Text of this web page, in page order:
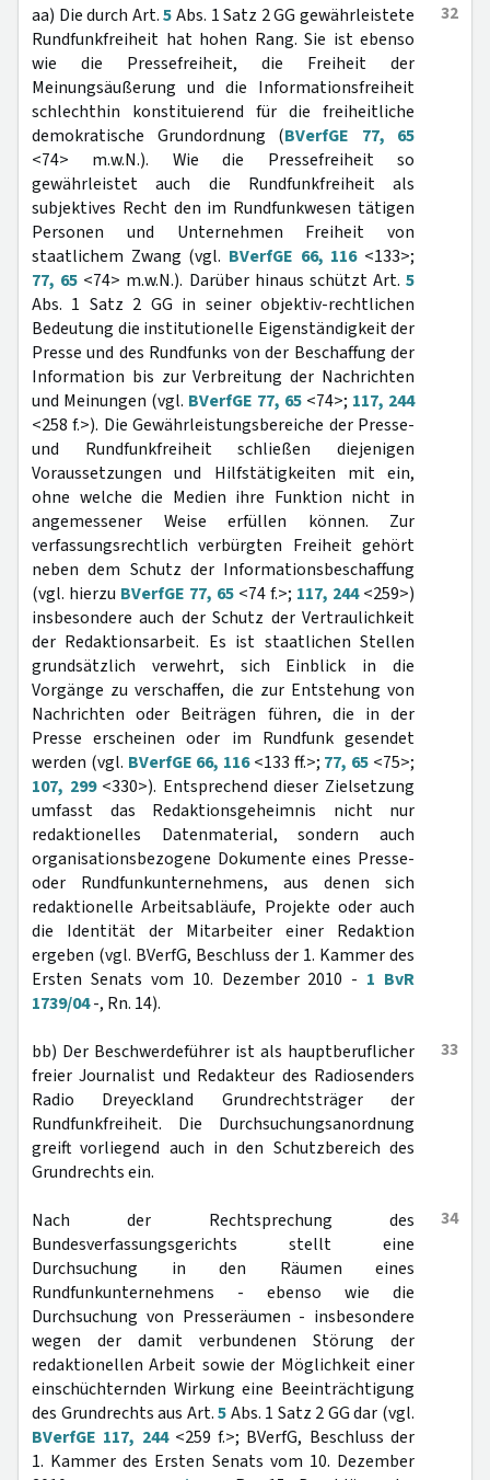
32
aa) Die durch Art.5Abs. 1 Satz 2 GG gewährleistete
Rundfunkfreiheit hat hohen Rang. Sie ist ebenso
wie die Pressefreiheit, die Freiheit der
Meinungsäußerung und die Informationsfreiheit
schlechthin konstituierend für die freiheitliche
demokratische Grundordnung (BVerfGE 77, 65
<74> m.w.N.). Wie die Pressefreiheit so
gewährleistet auch die Rundfunkfreiheit als
subjektives Recht den im Rundfunkwesen tätigen
Personen und Unternehmen Freiheit von
staatlichem Zwang (vgl. BVerfGE 66, 116<133>;
77, 65 <74> m.w.N.). Darüber hinaus schützt Art. 5
Abs. 1 Satz 2 GG in seiner objektiv-rechtlichen
Bedeutung die institutionelle Eigenständigkeit der
Presse und des Rundfunks von der Beschaffung der
Information bis zur Verbreitung der Nachrichten
und Meinungen (vgl. BVerfGE 77, 65 <74>; 117, 244
<258 f.>). Die Gewährleistungsbereiche der Presse-
und Rundfunkfreiheit schließen diejenigen
Voraussetzungen und Hilfstätigkeiten mit ein,
ohne welche die Medien ihre Funktion nicht in
angemessener Weise erfüllen können. Zur
verfassungsrechtlich verbürgten Freiheit gehört
neben dem Schutz der Informationsbeschaffung
(vgl. hierzu BVerfGE 77, 65 <74 f.>; 117, 244<259>)
insbesondere auch der Schutz der Vertraulichkeit
der Redaktionsarbeit. Es ist staatlichen Stellen
grundsätzlich verwehrt, sich Einblick in die
Vorgänge zu verschaffen, die zur Entstehung von
Nachrichten oder Beiträgen führen, die in der
Presse erscheinen oder im Rundfunk gesendet
werden (vgl. BVerfGE 66, 116<133 ff.>; 77, 65 <75>;
107, 299<330>). Entsprechend dieser Zielsetzung
umfasst das Redaktionsgeheimnis nicht nur
redaktionelles Datenmaterial, sondern auch
organisationsbezogene Dokumente eines Presse-
oder Rundfunkunternehmens, aus denen sich
redaktionelle Arbeitsabläufe, Projekte oder auch
die Identität der Mitarbeiter einer Redaktion
ergeben (vgl. BVerfG, Beschluss der 1. Kammer des
Ersten Senats vom 10. Dezember 2010 - 1 BvR
1739/04-, Rn. 14).
33
bb) Der Beschwerdeführer ist als hauptberuflicher
freier Journalist und Redakteur des Radiosenders
Radio Dreyeckland Grundrechtsträger der
Rundfunkfreiheit. Die Durchsuchungsanordnung
greift vorliegend auch in den Schutzbereich des
Grundrechts ein.
34
Nach der Rechtsprechung des
Bundesverfassungsgerichts stellt eine
Durchsuchung in den Räumen eines
Rundfunkunternehmens - ebenso wie die
Durchsuchung von Presseräumen - insbesondere
wegen der damit verbundenen Störung der
redaktionellen Arbeit sowie der Möglichkeit einer
einschüchternden Wirkung eine Beeinträchtigung
des Grundrechts aus Art.5Abs. 1 Satz 2 GG dar (vgl.
BVerfGE 117, 244<259 f.>; BVerfG, Beschluss der
1. Kammer des Ersten Senats vom 10. Dezember